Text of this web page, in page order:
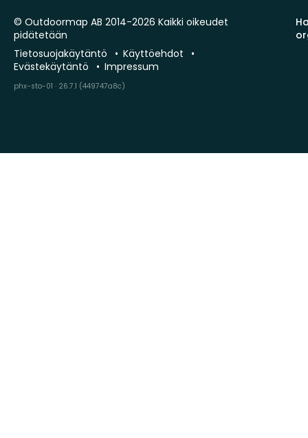
© Outdoormap AB 2014-2026 Kaikki oikeudet
pidätetään
Tietosuojakäytäntö
Käyttöehdot
Evästekäytäntö
Impressum
phx-sto-01 · 26.7.1 (449747a8c)